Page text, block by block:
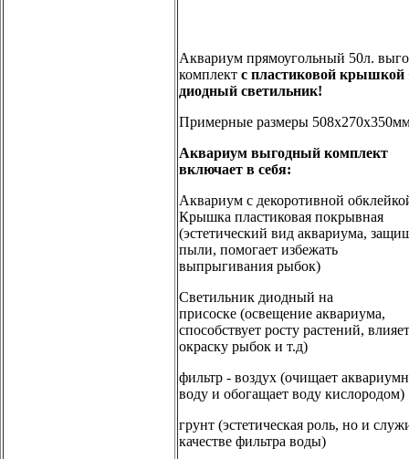
Аквариум прямоугольный 50л.
комплект с пластиковой крышкой
диодный светильник!
Примерные размеры
Аквариум выгодный комплект
включает в себя:
Аквариум с декоротивной
Крышка пластиковая покрывная
(эстетический вид аквариума,
пыли, помогает избежать
выпрыгивания рыбок)
Светильник диодный на
присоске (освещение аквариума,
способствует росту растений,
окраску рыбок и т.д)
фильтр - воздух (очищает
воду и обогащает воду кислородом)
грунт (эстетическая роль, но и
качестве фильтра воды)